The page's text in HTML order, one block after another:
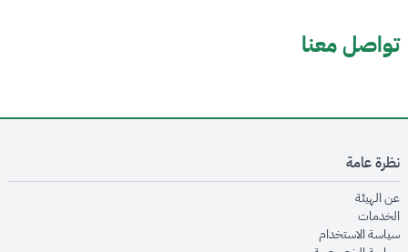
تواصل معنا
نظرة عامة
عن الهيئةopens in new window
الخدماتopens in new window
سياسة الاستخدام